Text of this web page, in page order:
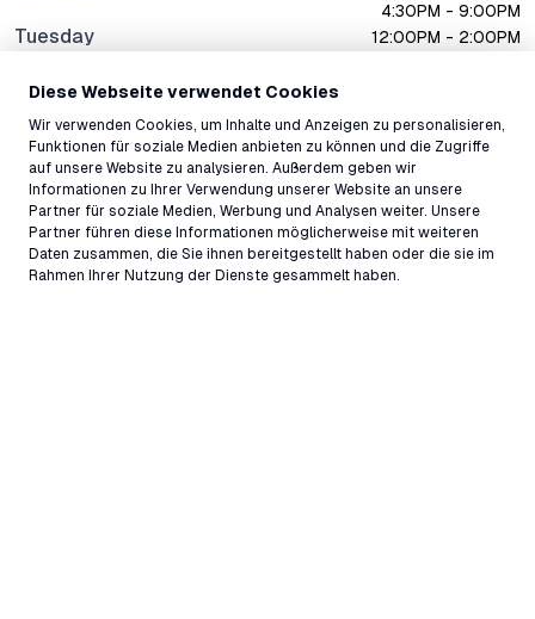
Diese Webseite verwendet Cookies
Wir verwenden Cookies, um Inhalte und Anzeigen zu personalisieren,
Funktionen für soziale Medien anbieten zu können und die Zugriffe
auf unsere Website zu analysieren. Außerdem geben wir
Informationen zu Ihrer Verwendung unserer Website an unsere
Partner für soziale Medien, Werbung und Analysen weiter. Unsere
Partner führen diese Informationen möglicherweise mit weiteren
Daten zusammen, die Sie ihnen bereitgestellt haben oder die sie im
Rahmen Ihrer Nutzung der Dienste gesammelt haben.
4:30PM - 9:00PM
Tuesday
12:00PM - 2:00PM
Wednesday
Thursday
12:00PM - 2:00PM
4:30PM - 9:00PM
Friday 12:00PM - 9:00PM
Saturday 12:00PM - 9:00PM
Sunday
12:00PM - 9:00PM
All schedules